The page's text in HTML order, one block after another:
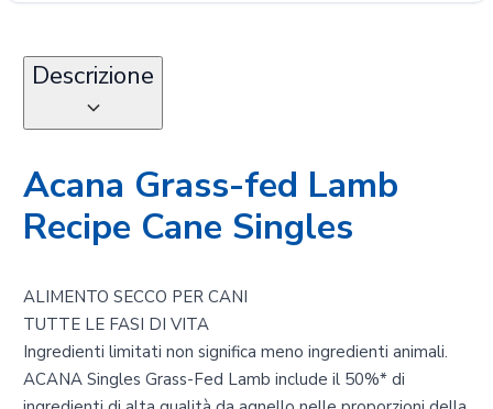
Descrizione
Acana Grass-fed Lamb
Recipe Cane Singles
ALIMENTO SECCO PER CANI
TUTTE LE FASI DI VITA
Ingredienti limitati non significa meno ingredienti animali.
ACANA Singles Grass-Fed Lamb include il 50%* di